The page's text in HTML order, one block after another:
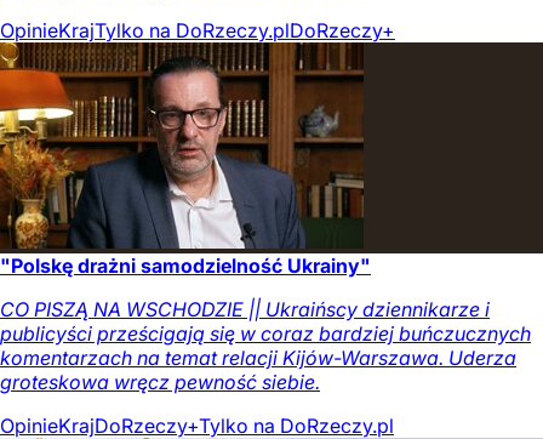
OpinieKrajTylko na DoRzeczy.plDoRzeczy+
"Polskę drażni samodzielność Ukrainy"
CO PISZĄ NA WSCHODZIE || Ukraińscy dziennikarze i
publicyści prześcigają się w coraz bardziej buńczucznych
komentarzach na temat relacji Kijów-Warszawa. Uderza
groteskowa wręcz pewność siebie.
OpinieKrajDoRzeczy+Tylko na DoRzeczy.pl